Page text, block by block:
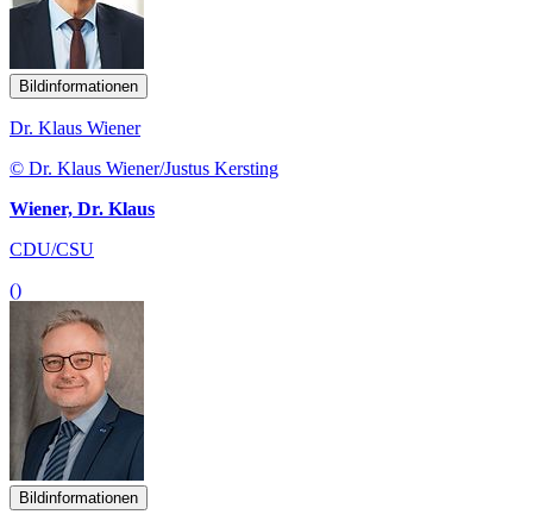
Bildinformationen
Dr. Klaus Wiener
© Dr. Klaus Wiener/Justus Kersting
Wiener, Dr. Klaus
CDU/CSU
()
Bildinformationen